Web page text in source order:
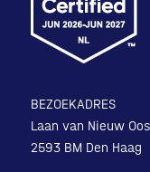
BEZOEKADRES
Laan van Nieuw
2593 BM Den Haag